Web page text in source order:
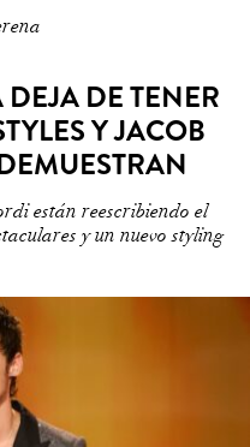
DE TENER
Y JACOB
están reescribiendo el
y un nuevo styling